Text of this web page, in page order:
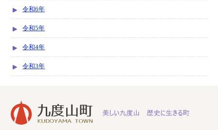
令和6年
令和5年
令和4年
令和3年